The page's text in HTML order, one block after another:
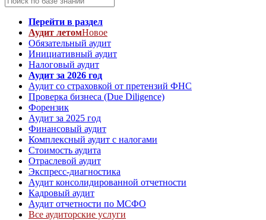
Перейти в раздел
Аудит летомНовое
Обязательный аудит
Инициативный аудит
Налоговый аудит
Аудит за 2026 год
Аудит со страховкой от претензий ФНС
Проверка бизнеса (Due Diligence)
Форензик
Аудит за 2025 год
Финансовый аудит
Комплексный аудит с налогами
Стоимость аудита
Отраслевой аудит
Экспресс-диагностика
Аудит консолидированной отчетности
Кадровый аудит
Аудит отчетности по МСФО
Все аудиторские услуги